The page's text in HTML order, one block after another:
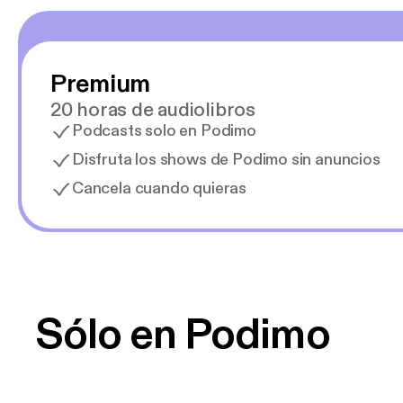
Premium
20 horas de audiolibros
Podcasts solo en Podimo
Disfruta los shows de Podimo sin anuncios
Cancela cuando quieras
Sólo en Podimo